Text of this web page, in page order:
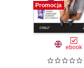
Promocja
ebook